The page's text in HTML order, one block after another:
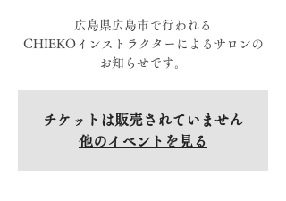
広島県広島市で行われる
CHIEKOインストラクターによるサロンの
お知らせです。
チケットは販売されていません
他のイベントを見る